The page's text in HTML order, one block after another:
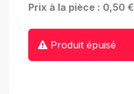
Prix à la pièce : 0,50 €
Produit épuisé